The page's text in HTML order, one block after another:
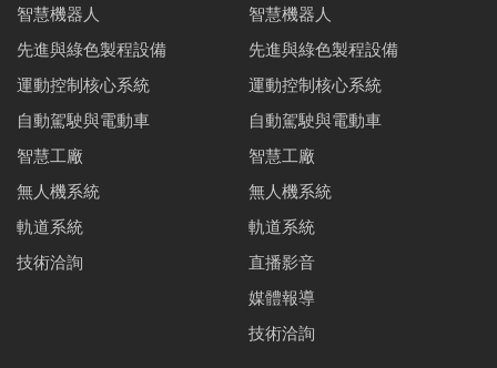
智慧機器人
先進與綠色製程設備
運動控制核心系統
自動駕駛與電動車
智慧工廠
無人機系統
軌道系統
技術洽詢
智慧機器人
先進與綠色製程設備
運動控制核心系統
自動駕駛與電動車
智慧工廠
無人機系統
軌道系統
直播影音
媒體報導
技術洽詢